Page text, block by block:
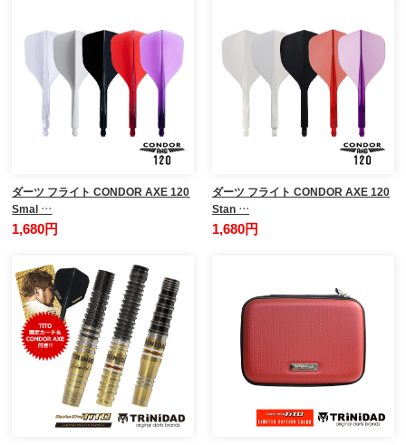
ダーツ フライト CONDOR AXE 120
Smal …
1,680円
ダーツ フライト CONDOR AXE 120
Stan …
1,680円